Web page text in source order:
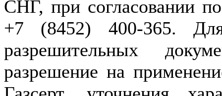
СНГ, при согласовании
+7 (8452) 400-365.
разрешительных
разрешение на